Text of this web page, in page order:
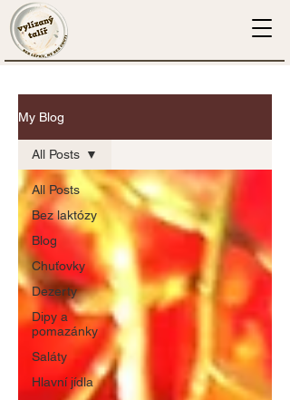
My Blog
All Posts
Bez laktózy
Blog
Chuťovky
Dezerty
Dipy a
pomazánky
Saláty
Hlavní jídla
All Posts